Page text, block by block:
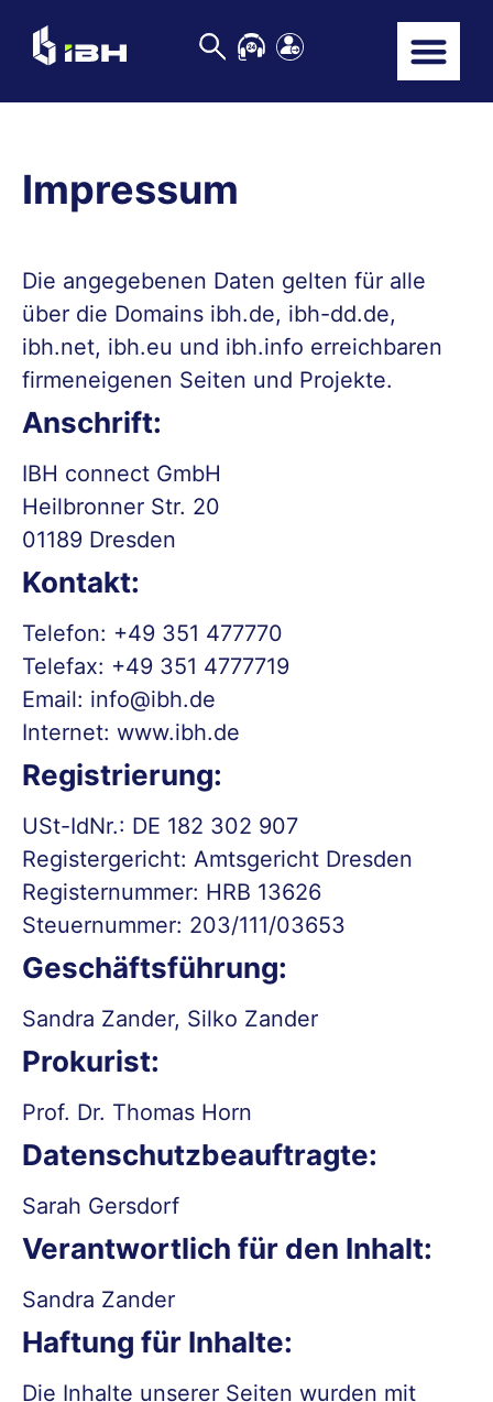
Impressum
Die angegebenen Daten gelten für alle
über die Domains ibh.de, ibh-dd.de,
ibh.net, ibh.eu und ibh.info erreichbaren
firmeneigenen Seiten und Projekte.
Anschrift:
IBH connect GmbH
Heilbronner Str. 20
01189 Dresden
Kontakt:
Telefon: +49 351 477770
Telefax: +49 351 4777719
Email: info@ibh.de
Internet: www.ibh.de
Registrierung:
USt-IdNr.: DE 182 302 907
Registergericht: Amtsgericht Dresden
Registernummer: HRB 13626
Steuernummer: 203/111/03653
Geschäftsführung:
Sandra Zander, Silko Zander
Prokurist:
Prof. Dr. Thomas Horn
Datenschutzbeauftragte:
Sarah Gersdorf
Verantwortlich für den Inhalt:
Sandra Zander
Haftung für Inhalte:
Die Inhalte unserer Seiten wurden mit